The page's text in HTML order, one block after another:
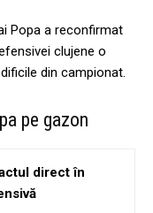
Popa a reconfirmat
clujene o
din campionat.
pe gazon
direct în